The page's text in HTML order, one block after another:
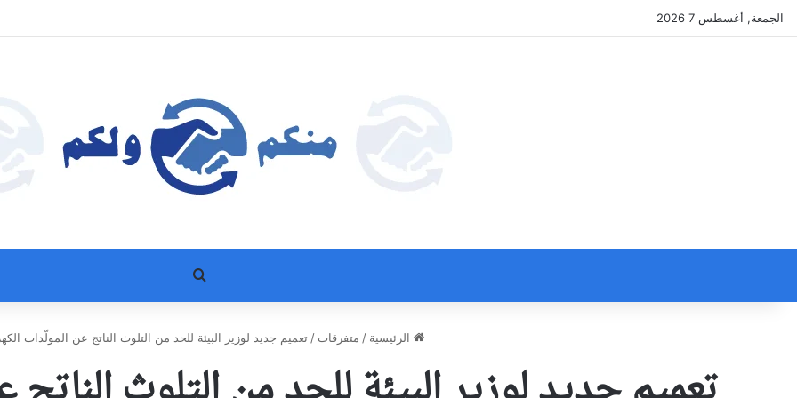
الجمعة, أغسطس 7 2026
بحث عن
الرئيسية / متفرقات / تعميم جديد لوزير البيئة للحد من التلوث الناتج عن المولّدات